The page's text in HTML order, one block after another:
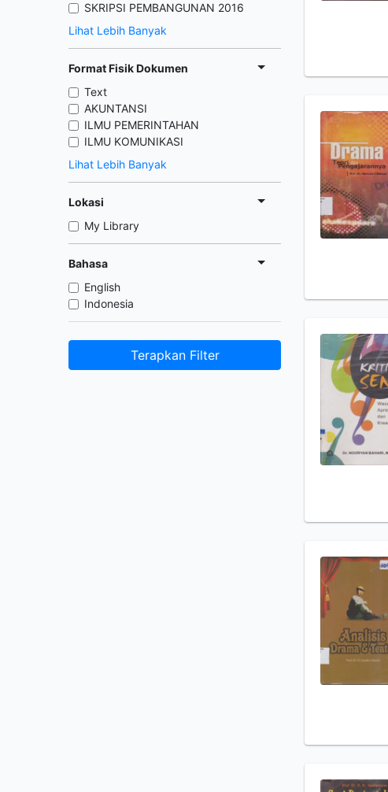
SKRIPSI PEMBANGUNAN 2016
Lihat Lebih Banyak
Format Fisik Dokumen
Text
AKUNTANSI
ILMU PEMERINTAHAN
ILMU KOMUNIKASI
Lihat Lebih Banyak
Lokasi
My Library
Bahasa
English
Indonesia
Terapkan Filter